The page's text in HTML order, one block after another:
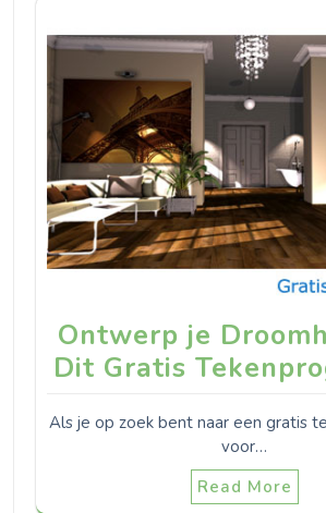
Ontwerp je
Dit Gratis
Als je op zoek bent naar een gratis
voor…
Read More